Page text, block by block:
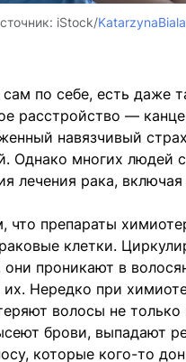
iStock/
сам по себе, есть даже
расстройство —
навязчивый
Однако многих людей
лечения рака,
что препараты
клетки.
они проникают в
их. Нередко при
волосы не только
брови, выпадают
которые кого-то